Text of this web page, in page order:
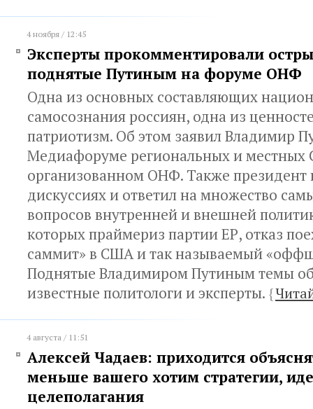
4 ноября / 12:45
Эксперты прокомментировали
поднятые Путиным на форуме ОНФ
Одна из основных составляющих
самосознания россиян, одна из
патриотизм. Об этом заявил Владимир
Медиафоруме региональных и
организованном ОНФ. Также президент
дискуссиях и ответил на множество
вопросов внутренней и внешней
которых праймериз партии ЕР, отказ
саммит» в США и так называемый
Поднятые Владимиром Путиным темы
известные политологи и эксперты. {
4 августа / 11:51
Алексей Чадаев: приходится
меньше вашего хотим стратегии,
целеполагания